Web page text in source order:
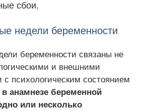
сбои.
недели беременности
беременности связаны не
и внешними
психологическим состоянием
анамнезе беременной
или несколько